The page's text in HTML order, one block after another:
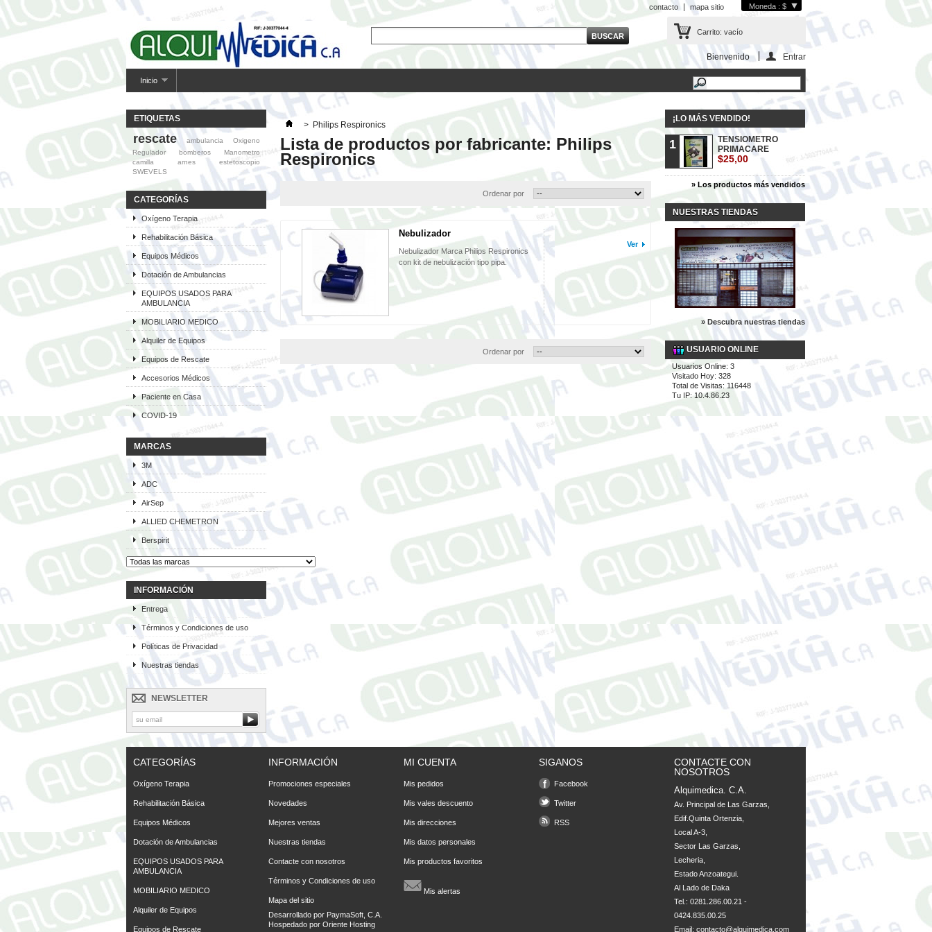
Moneda : $
contacto mapa sitio
Carrito: vacío
Bienvenido Entrar
Inicio
ETIQUETAS
rescate ambulancia
Oxigeno
Regulador
bomberos
Manometro
camilla
arnes
estetoscopio
SWEVELS
CATEGORÍAS
Oxígeno Terapia
Rehabilitación Básica
Equipos Médicos
Dotación de Ambulancias
EQUIPOS USADOS PARA
AMBULANCIA
MOBILIARIO MEDICO
Alquiler de Equipos
Equipos de Rescate
Accesorios Médicos
Paciente en Casa
COVID-19
MARCAS
3M
ADC
AirSep
ALLIED CHEMETRON
Berspirit
INFORMACIÓN
Entrega
Términos y Condiciones de uso
Políticas de Privacidad
Nuestras tiendas
NEWSLETTER
> Philips Respironics
Lista de productos por fabricante: Philips
Respironics
Ordenar por
Nebulizador
Nebulizador Marca Philips Respironics
con kit de nebulización tipo pipa.
Ver
Ordenar por
¡LO MÁS VENDIDO!
1
TENSIOMETRO
PRIMACARE
$25,00
» Los productos más vendidos
NUESTRAS TIENDAS
» Descubra nuestras tiendas
USUARIO ONLINE
Usuarios Online: 3
Visitado Hoy: 328
Total de Visitas: 116448
Tu IP: 10.4.86.23
CATEGORÍAS
Oxígeno Terapia
Rehabilitación Básica
Equipos Médicos
Dotación de Ambulancias
EQUIPOS USADOS PARA
AMBULANCIA
MOBILIARIO MEDICO
Alquiler de Equipos
Equipos de Rescate
INFORMACIÓN
Promociones especiales
Novedades
Mejores ventas
Nuestras tiendas
Contacte con nosotros
Términos y Condiciones de uso
Mapa del sitio
Desarrollado por PaymaSoft, C.A.
Hospedado por Oriente Hosting
MI CUENTA
Mis pedidos
Mis vales descuento
Mis direcciones
Mis datos personales
Mis productos favoritos
Mis alertas
SIGANOS
Facebook
Twitter
RSS
CONTACTE CON
NOSOTROS
Alquimedica. C.A.
Av. Principal de Las Garzas,
Edif.Quinta Ortenzia,
Local A-3,
Sector Las Garzas,
Lecheria,
Estado Anzoategui.
Al Lado de Daka
Tel.: 0281.286.00.21 -
0424.835.00.25
Email: contacto@alquimedica.com